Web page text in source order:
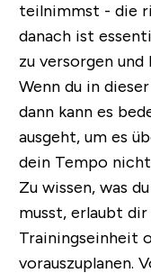
teilnimmst - die
danach ist
zu versorgen
Wenn du in
dann kann es
ausgeht, um es
dein Tempo
Zu wissen, was
musst, erlaubt
Trainingseinheit
vorauszuplanen.